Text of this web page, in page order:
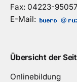
Fax: 04223-95057
E-Mail:
@
Übersicht der
Onlinebildung